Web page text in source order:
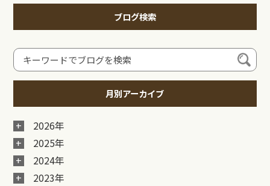
ブログ検索
月別アーカイブ
2026年
2025年
2024年
2023年